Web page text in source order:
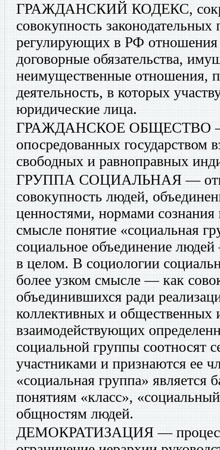
ГРАЖДАНСКИЙ КОДЕКС,
совокупность
регулирующих в РФ отношения
договорные обязательства,
неимущественные отношения,
деятельность, в которых
юридические лица.
ГРАЖДАНСКОЕ ОБЩЕСТВО
опосредованных государством
свободных и равноправных
ГРУППА СОЦИАЛЬНАЯ—
совокупность людей,
ценностями, нормами
смысле понятие «социальная
социальное объединение
в целом. В социологии
более узком смысле — как
объединившихся ради
коллективных и общественных
взаимодействующих
социальной группы соотносят
участниками и признаются ее
«социальная группа»
понятиям «класс»,
общностям людей.
ДЕМОКРАТИЗАЦИЯ—